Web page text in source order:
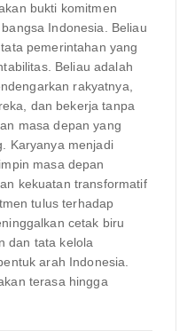
bukti komitmen
Indonesia. Beliau
pemerintahan yang
Beliau adalah
rakyatnya,
dan bekerja tanpa
masa depan yang
Karyanya menjadi
masa depan
kekuatan transformatif
tulus terhadap
cetak biru
dan tata kelola
arah Indonesia.
terasa hingga